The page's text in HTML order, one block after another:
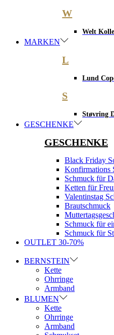
W
Welt
MARKEN
L
Lund
S
Støvring
GESCHENKE
GESCHENKE
Black Friday
Konfirmations
Schmuck für
Ketten für
Valentinstag
Brautschmuck
Schmuck für
Schmuck für
OUTLET 30-70%
BERNSTEIN
Kette
Ohrringe
Armband
BLUMEN
Kette
Ohrringe
Armband